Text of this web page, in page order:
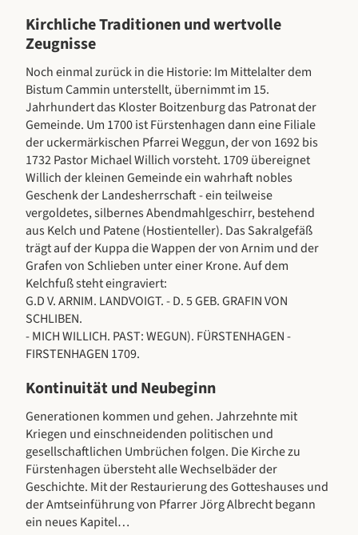
Kirchliche Traditionen und wertvolle
Zeugnisse
Noch einmal zurück in die Historie: Im Mittelalter dem
Bistum Cammin unterstellt, übernimmt im 15.
Jahrhundert das Kloster Boitzenburg das Patronat der
Gemeinde. Um 1700 ist Fürstenhagen dann eine Filiale
der uckermärkischen Pfarrei Weggun, der von 1692 bis
1732 Pastor Michael Willich vorsteht. 1709 übereignet
Willich der kleinen Gemeinde ein wahrhaft nobles
Geschenk der Landesherrschaft - ein teilweise
vergoldetes, silbernes Abendmahlgeschirr, bestehend
aus Kelch und Patene (Hostienteller). Das Sakralgefäß
trägt auf der Kuppa die Wappen der von Arnim und der
Grafen von Schlieben unter einer Krone. Auf dem
Kelchfuß steht eingraviert:
G.D V. ARNIM. LANDVOIGT. - D. 5 GEB. GRAFIN VON
SCHLIBEN.
- MICH WILLICH. PAST: WEGUN). FÜRSTENHAGEN -
FIRSTENHAGEN 1709.
Kontinuität und Neubeginn
Generationen kommen und gehen. Jahrzehnte mit
Kriegen und einschneidenden politischen und
gesellschaftlichen Umbrüchen folgen. Die Kirche zu
Fürstenhagen übersteht alle Wechselbäder der
Geschichte. Mit der Restaurierung des Gotteshauses und
der Amtseinführung von Pfarrer Jörg Albrecht begann
ein neues Kapitel…